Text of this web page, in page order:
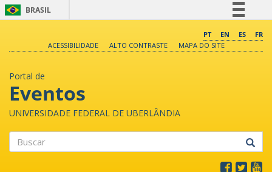
BRASIL
Comunica BR
PT EN ES
FR
ACESSIBILIDADE
ALTO CONTRASTE MAPA DO SITE
Portal de
Eventos
UNIVERSIDADE FEDERAL DE UBERLÂNDIA